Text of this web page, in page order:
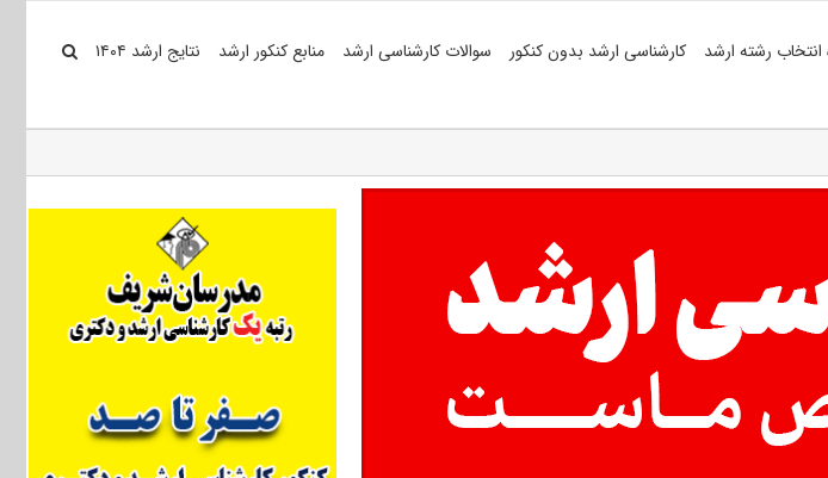
رشته ارشد کارشناسی ارشد بدون کنکور سوالات کارشناسی ارشد منابع کنکور ارشد نتایج ارشد ۱۴۰۴